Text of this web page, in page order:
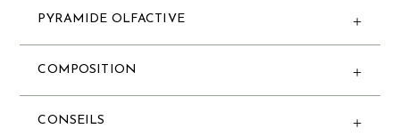
PYRAMIDE OLFACTIVE
COMPOSITION
CONSEILS